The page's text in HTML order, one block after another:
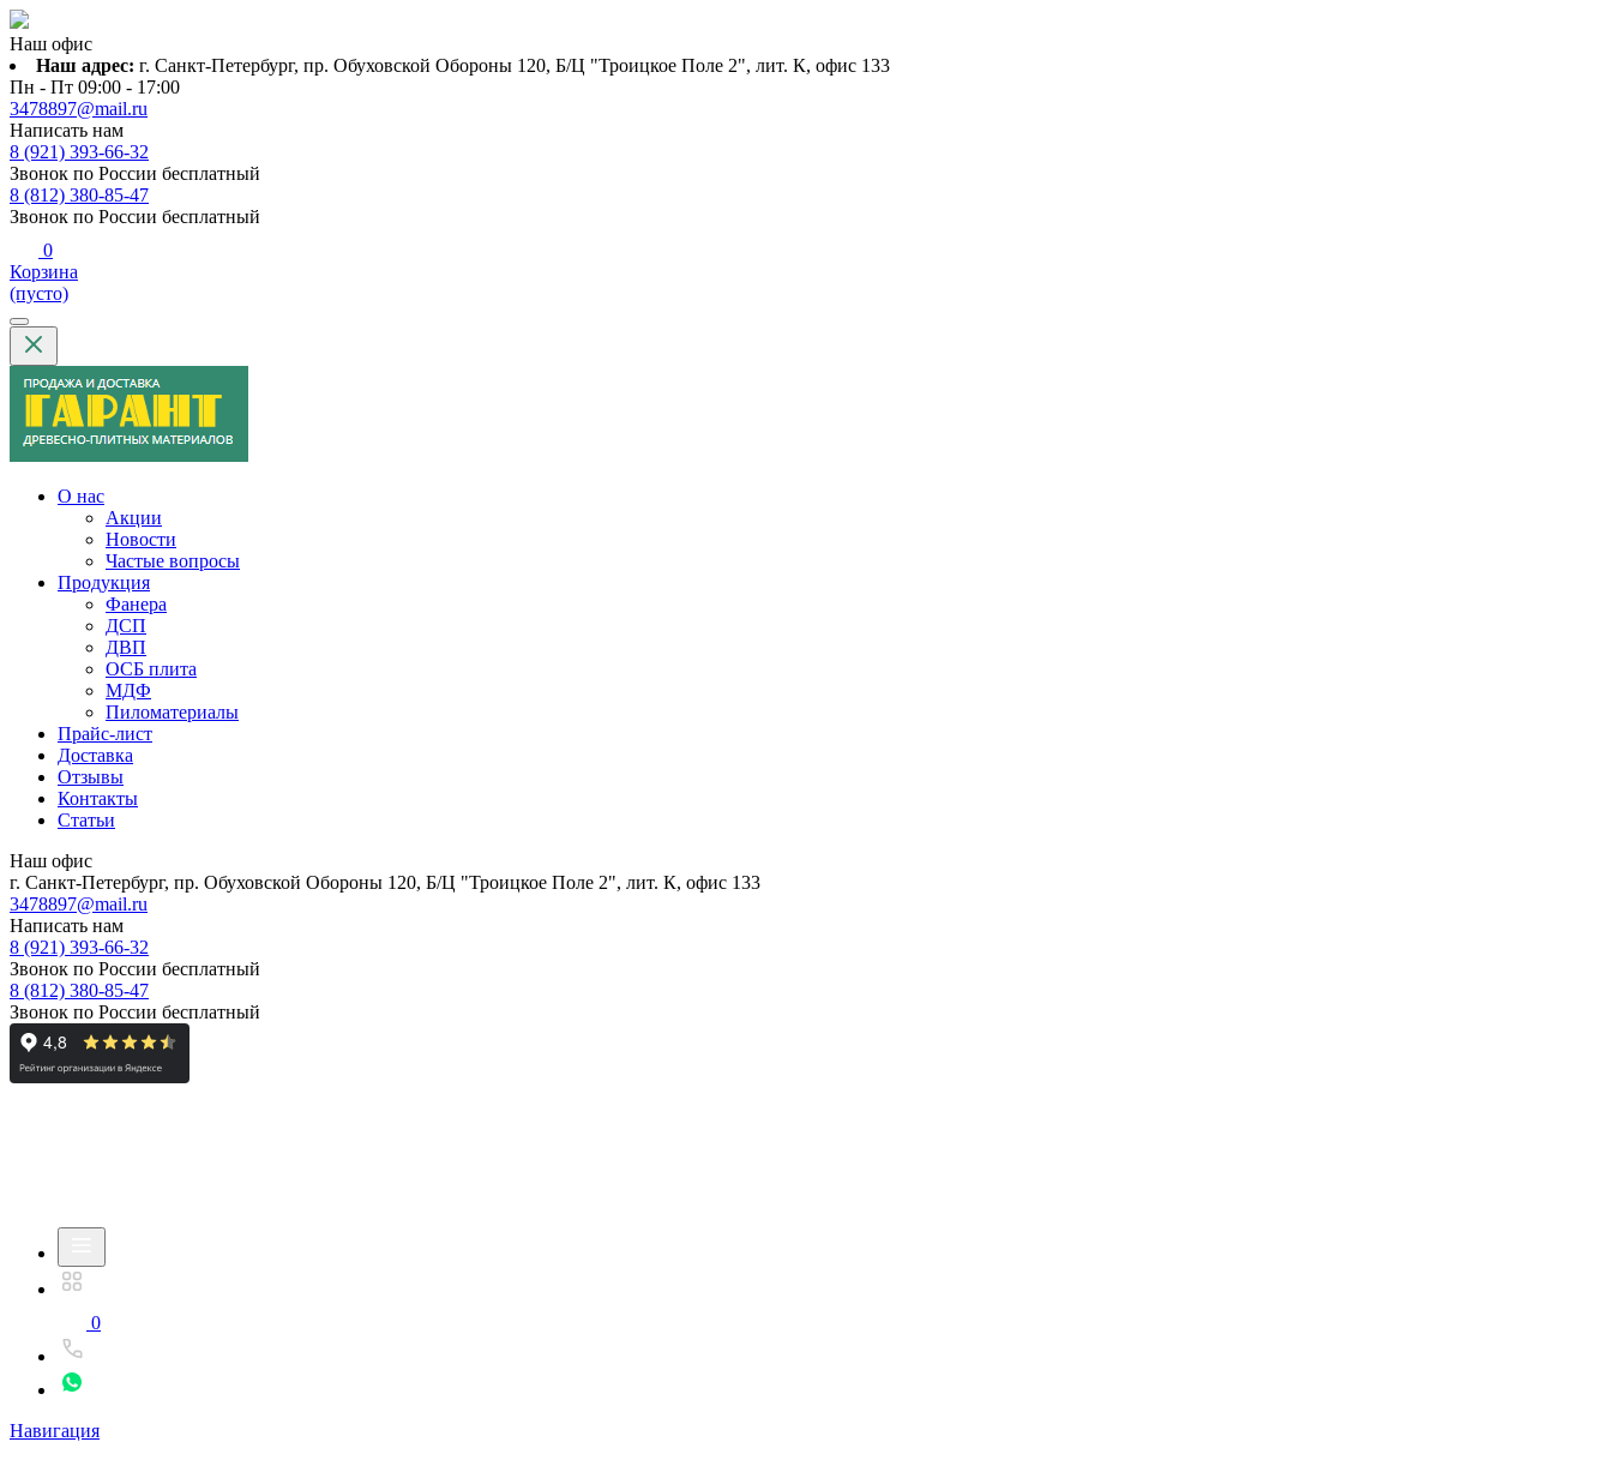
Наш офис
Наш адрес: г. Санкт-Петербург, пр. Обуховской Обороны 120, Б/Ц "Троицкое Поле 2", лит. К, офис 133
Пн - Пт 09:00 - 17:00
3478897@mail.ru
Написать нам
8 (921) 393-66-32
Звонок по России бесплатный
8 (812) 380-85-47
Звонок по России бесплатный
0
Корзина
(пусто)
О нас
Акции
Новости
Частые вопросы
Продукция
Фанера
ДСП
ДВП
ОСБ плита
МДФ
Пиломатериалы
Прайс-лист
Доставка
Отзывы
Контакты
Статьи
Наш офис
г. Санкт-Петербург, пр. Обуховской Обороны 120, Б/Ц "Троицкое Поле 2", лит. К, офис 133
3478897@mail.ru
Написать нам
8 (921) 393-66-32
Звонок по России бесплатный
8 (812) 380-85-47
Звонок по России бесплатный
0
Навигация